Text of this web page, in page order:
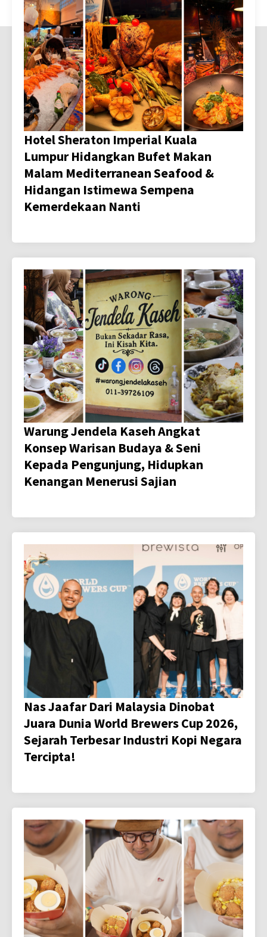
Hotel Sheraton Imperial Kuala
Lumpur Hidangkan Bufet Makan
Malam Mediterranean Seafood &
Hidangan Istimewa Sempena
Kemerdekaan Nanti
Warung Jendela Kaseh Angkat
Konsep Warisan Budaya & Seni
Kepada Pengunjung, Hidupkan
Kenangan Menerusi Sajian
Nas Jaafar Dari Malaysia Dinobat
Juara Dunia World Brewers Cup 2026,
Sejarah Terbesar Industri Kopi Negara
Tercipta!